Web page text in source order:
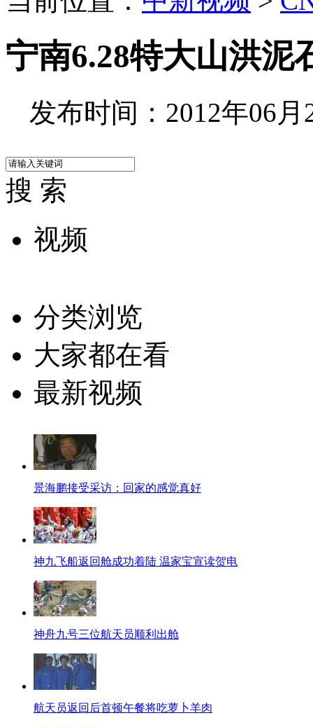
宁南6.28特大山洪泥
发布时间：2012年06月
搜 索
视频
分类浏览
大家都在看
最新视频
景海鹏接受采访：回家的感觉真好
神九飞船返回舱成功着陆 温家宝宣读贺电
神舟九号三位航天员顺利出舱
航天员返回后首顿午餐将吃萝卜羊肉